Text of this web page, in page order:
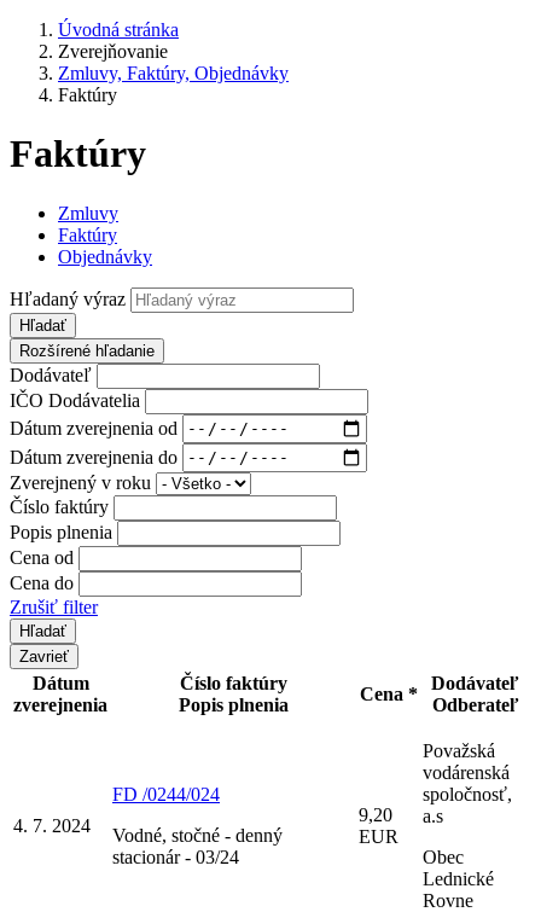
Úvodná stránka
Zverejňovanie
Zmluvy, Faktúry, Objednávky
Faktúry
Faktúry
Zmluvy
Faktúry
Objednávky
Hľadaný výraz
Hľadať
Rozšírené hľadanie
Dodávateľ
IČO Dodávatelia
Dátum zverejnenia od
Dátum zverejnenia do
Zverejnený v roku
Číslo faktúry
Popis plnenia
Cena od
Cena do
Zrušiť filter
Zavrieť
Dátum
zverejnenia
Číslo faktúry
Popis plnenia
Cena *
Dodávateľ
Odberateľ
4. 7. 2024
FD /0244/024
Vodné, stočné - denný
stacionár - 03/24
9,20
EUR
Považská
vodárenská
spoločnosť,
a.s
Obec
Lednické
Rovne